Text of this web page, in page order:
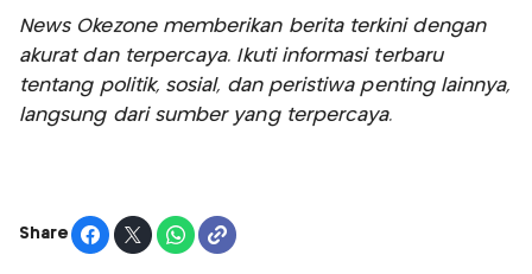
News Okezone memberikan berita terkini dengan
akurat dan terpercaya. Ikuti informasi terbaru
tentang politik, sosial, dan peristiwa penting lainnya,
langsung dari sumber yang terpercaya.
Share